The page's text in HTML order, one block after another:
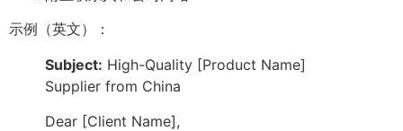
示例（英文）：
Subject: High-Quality [Product Name]
Supplier from China
Dear [Client Name],